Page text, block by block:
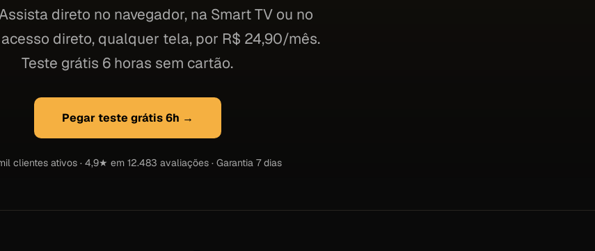
direto no navegador, na Smart TV ou no
direto, qualquer tela, por R$ 24,90/mês.
Teste grátis 6 horas sem cartão.
Pegar teste grátis 6h →
clientes ativos · 4,9★ em 12.483 avaliações · Garantia 7 dias